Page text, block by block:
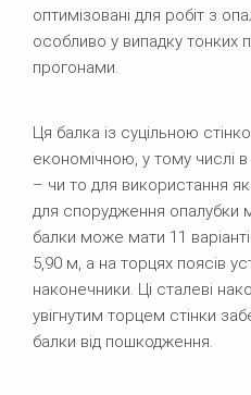
оптимізовані для робіт з
особливо у випадку тонких
прогонами.
Ця балка із суцільною
економічною, у тому числі
– чи то для використання
для спорудження опалубки
балки може мати 11
5,90 м, а на торцях поясів
наконечники. Ці сталеві
увігнутим торцем стінки
балки від пошкодження.